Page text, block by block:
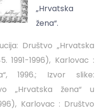
„Hrvatska
žena“.
Društvo „Hrvatska
1991-1996), Karlovac :
1996.; Izvor slike:
„Hrvatska žena“ u
Karlovac : Društvo